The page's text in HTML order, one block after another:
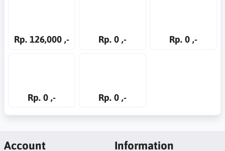
Rp. 126,000 ,- Rp. 0 ,- Rp. 0 ,-
Rp. 0 ,- Rp. 0 ,-
Account Information